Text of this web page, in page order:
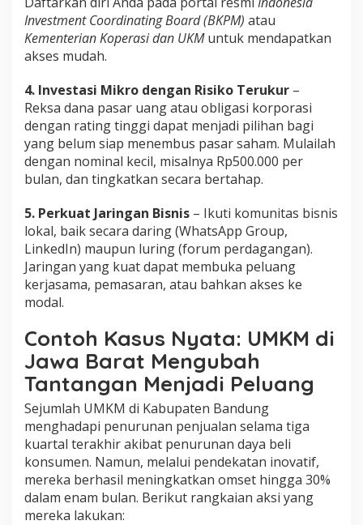
Investment Coordinating Board (BKPM) atau
Kementerian Koperasi dan UKMuntuk mendapatkan
akses mudah.
4. Investasi Mikro dengan Risiko Terukur –
Reksa dana pasar uang atau obligasi korporasi
dengan rating tinggi dapat menjadi pilihan bagi
yang belum siap menembus pasar saham. Mulailah
dengan nominal kecil, misalnya Rp500.000 per
bulan, dan tingkatkan secara bertahap.
5. Perkuat Jaringan Bisnis – Ikuti komunitas bisnis
lokal, baik secara daring (WhatsApp Group,
LinkedIn) maupun luring (forum perdagangan).
Jaringan yang kuat dapat membuka peluang
kerjasama, pemasaran, atau bahkan akses ke
modal.
Contoh Kasus Nyata: UMKM di
Jawa Barat Mengubah
Tantangan Menjadi Peluang
Sejumlah UMKM di Kabupaten Bandung
menghadapi penurunan penjualan selama tiga
kuartal terakhir akibat penurunan daya beli
konsumen. Namun, melalui pendekatan inovatif,
mereka berhasil meningkatkan omset hingga 30%
dalam enam bulan. Berikut rangkaian aksi yang
mereka lakukan: